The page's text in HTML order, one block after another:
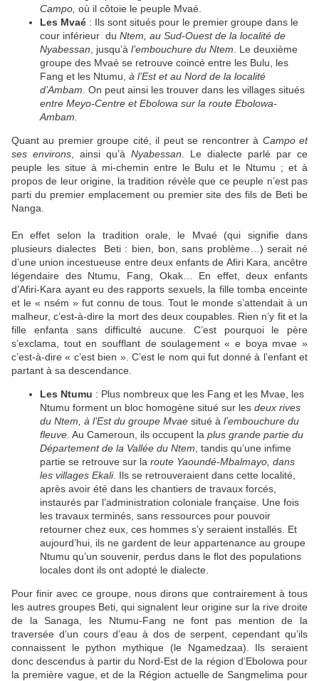
Campo, où il côtoie le peuple Mvaé.
Les Mvaé : Ils sont situés pour le premier groupe dans le
cour inférieur du Ntem, au Sud-Ouest de la localité de
Nyabessan , jusqu’à l’embouchure du Ntem . Le deuxième
groupe des Mvaé se retrouve coincé entre les Bulu, les
Fang et les Ntumu, à l’Est et au Nord de la localité
d’Ambam . On peut ainsi les trouver dans les villages situés
entre Meyo-Centre et Ebolowa sur la route Ebolowa-
Ambam.
Quant au premier groupe cité, il peut se rencontrer à Campo et
ses environs , ainsi qu’à Nyabessan . Le dialecte parlé par ce
peuple les situe à mi-chemin entre le Bulu et le Ntumu ; et à
propos de leur origine, la tradition révèle que ce peuple n’est pas
parti du premier emplacement ou premier site des fils de Beti be
Nanga.
En effet selon la tradition orale, le Mvaé (qui signifie dans
plusieurs dialectes Beti : bien, bon, sans problème…) serait né
d’une union incestueuse entre deux enfants de Afiri Kara, ancêtre
légendaire des Ntumu, Fang, Okak… En effet, deux enfants
d’Afiri-Kara ayant eu des rapports sexuels, la fille tomba enceinte
et le « nsém » fut connu de tous. Tout le monde s’attendait à un
malheur, c’est-à-dire la mort des deux coupables. Rien n’y fit et la
fille enfanta sans difficulté aucune. C’est pourquoi le père
s’exclama, tout en soufflant de soulagement « e boya mvae »
c’est-à-dire « c’est bien ». C’est le nom qui fut donné à l’enfant et
partant à sa descendance.
Les Ntumu : Plus nombreux que les Fang et les Mvae, les
Ntumu forment un bloc homogène situé sur les deux rives
du Ntem, à l’Est du groupe Mvae situé à l’embouchure du
fleuve . Au Cameroun, ils occupent la plus grande partie du
Département de la Vallée du Ntem , tandis qu’une infime
partie se retrouve sur la route Yaoundé-Mbalmayo, dans
les villages Ekali. Ils se retrouveraient dans cette localité,
après avoir été dans les chantiers de travaux forcés,
instaurés par l’administration coloniale française. Une fois
les travaux terminés, sans ressources pour pouvoir
retourner chez eux, ces hommes s’y seraient installés. Et
aujourd’hui, ils ne gardent de leur appartenance au groupe
Ntumu qu’un souvenir, perdus dans le flot des populations
locales dont ils ont adopté le dialecte.
Pour finir avec ce groupe, nous dirons que contrairement à tous
les autres groupes Beti, qui signalent leur origine sur la rive droite
de la Sanaga, les Ntumu-Fang ne font pas mention de la
traversée d’un cours d’eau à dos de serpent, cependant qu’ils
connaissent le python mythique (le Ngamedzaa). Ils seraient
donc descendus à partir du Nord-Est de la région d’Ebolowa pour
la première vague, et de la Région actuelle de Sangmelima pour